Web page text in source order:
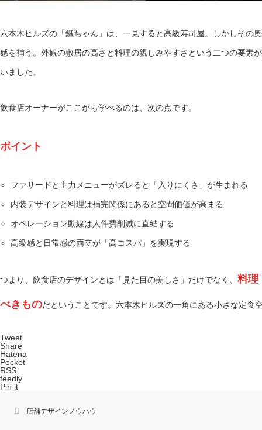
六本木ヒルズの「鐵ちゃん」は、一見すると高級寿司屋。しかしその
感を補う。外観の敷居の高さと料理の親しみやすさという二つの要素
いました。
飲食店オーナーがここから学べるのは、次の点です。
ポイント
ファサードと主力メニューがズレると「入りにくさ」が生まれる
内装デザインと料理は補完関係にあると空間価値が高まる
オペレーション動線は人件費削減に直結する
高級感と日常感の両立が「高コスパ」を実現する
つまり、飲食店のデザインとは「見た目の美しさ」だけでなく、 料理
べきものだということです。六本木ヒルズの一角にある小さな定食
Tweet
Share
Hatena
Pocket
RSS
feedly
Pin it
店舗デザインノウハウ